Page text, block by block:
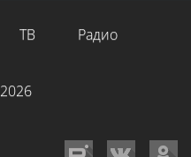
ТВ Радио